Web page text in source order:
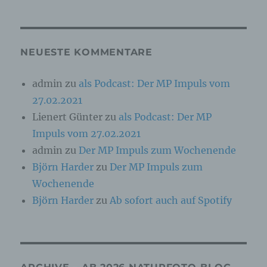
NEUESTE KOMMENTARE
admin zu als Podcast: Der MP Impuls vom
27.02.2021
Lienert Günter zu als Podcast: Der MP
Impuls vom 27.02.2021
admin zu Der MP Impuls zum Wochenende
Björn Harder zu Der MP Impuls zum
Wochenende
Björn Harder zuAb sofort auch auf Spotify
physischen, physiologischen, genetischen,
sozialen Identität dieser natürlichen Person
b) betroffene Person
Betroffene Person ist jede identifizierte oder
identifizierbare natürliche Person, deren
personenbezogene Daten von dem für die
Verarbeitung Verantwortlichen verarbeitet
werden.
c) Verarbeitung
automatisierter Verfahren ausgeführte Vorgang